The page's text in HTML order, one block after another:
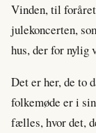
Vinden, til
julekoncerten,
hus, der for nylig
Det er her, de to
folkemøde er i
fælles, hvor det,